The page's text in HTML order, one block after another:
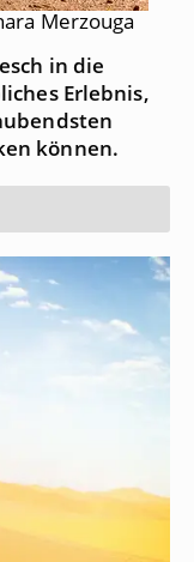
Merzouga
in die
Erlebnis,
können.